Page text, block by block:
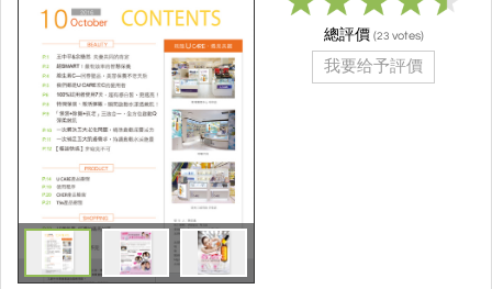
總評價 (23 votes)
我要给予評價